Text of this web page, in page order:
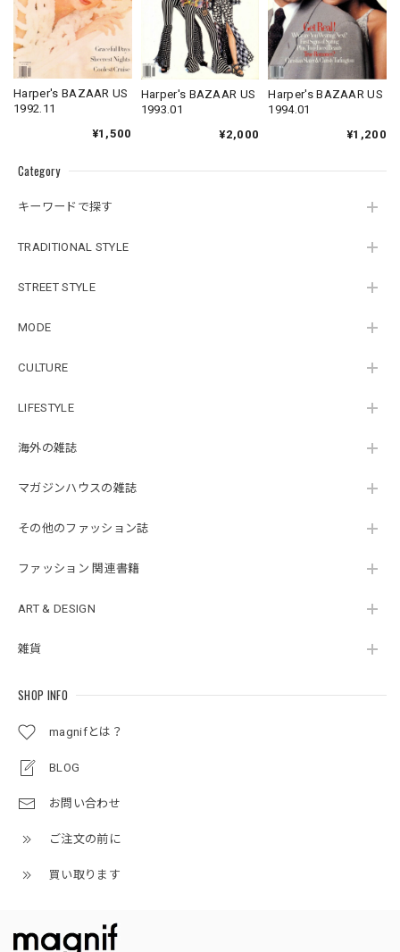
Category
キーワードで探す
TRADITIONAL STYLE
STREET STYLE
MODE
CULTURE
LIFESTYLE
海外の雑誌
マガジンハウスの雑誌
その他のファッション誌
ファッション 関連書籍
ART & DESIGN
雑貨
SHOP INFO
magnifとは？
BLOG
お問い合わせ
ご注文の前に
買い取ります
Harper's BAZAAR US
1992.11
¥1,500
Harper's BAZAAR US
1993.01
¥2,000
Harper's BAZAAR US
1994.01
¥1,200